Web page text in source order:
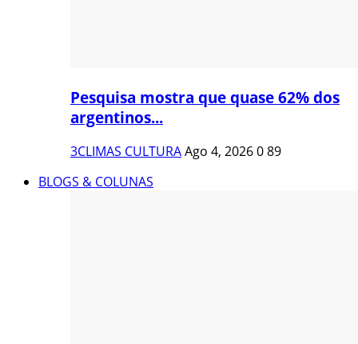
Pesquisa mostra que quase 62% dos
argentinos...
3CLIMAS CULTURAAgo 4, 2026089
BLOGS & COLUNAS